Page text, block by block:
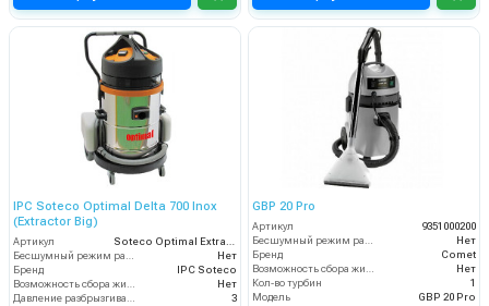
IPC Soteco Optimal Delta 700 Inox
(Extractor Big)
Артикул
Soteco Optimal Extractor Big
Бесшумный режим работы
Нет
Бренд
IPC Soteco
Возможность сбора жидкой грязи
Нет
Давление разбрызгивания (бар)
3
GBP 20 Pro
Артикул
9351000200
Бесшумный режим работы
Нет
Бренд
Comet
Возможность сбора жидкой грязи
Нет
Кол-во турбин
1
Модель
GBP 20 Pro